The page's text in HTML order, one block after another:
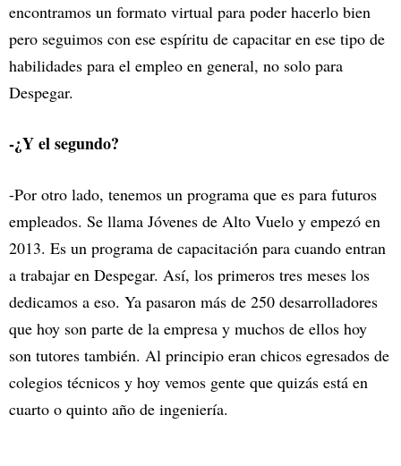
encontramos un formato virtual para poder hacerlo bien
pero seguimos con ese espíritu de capacitar en ese tipo de
habilidades para el empleo en general, no solo para
Despegar.
-¿Y el segundo?
-Por otro lado, tenemos un programa que es para futuros
empleados. Se llama Jóvenes de Alto Vuelo y empezó en
2013. Es un programa de capacitación para cuando entran
a trabajar en Despegar. Así, los primeros tres meses los
dedicamos a eso. Ya pasaron más de 250 desarrolladores
que hoy son parte de la empresa y muchos de ellos hoy
son tutores también. Al principio eran chicos egresados de
colegios técnicos y hoy vemos gente que quizás está en
cuarto o quinto año de ingeniería.